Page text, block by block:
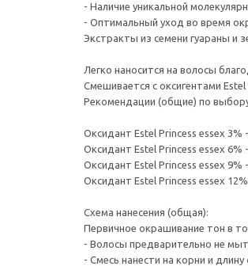
- Наличие уникальной
- Оптимальный уход во время
Экстракты из семени гуараны и
Легко наносится на волосы
Смешивается с оксигентами
Рекомендации (общие) по
Оксидант Estel Princess essex
Оксидант Estel Princess essex
Оксидант Estel Princess essex
Оксидант Estel Princess essex
Схема нанесения (общая):
Первичное окрашивание тон в
- Волосы предварительно не
- Смесь нанести на корни и